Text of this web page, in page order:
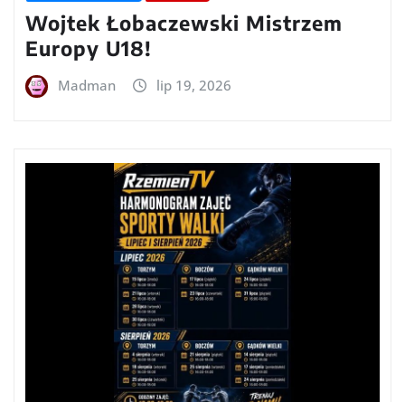
Wojtek Łobaczewski Mistrzem
Europy U18!
Madman lip 19, 2026